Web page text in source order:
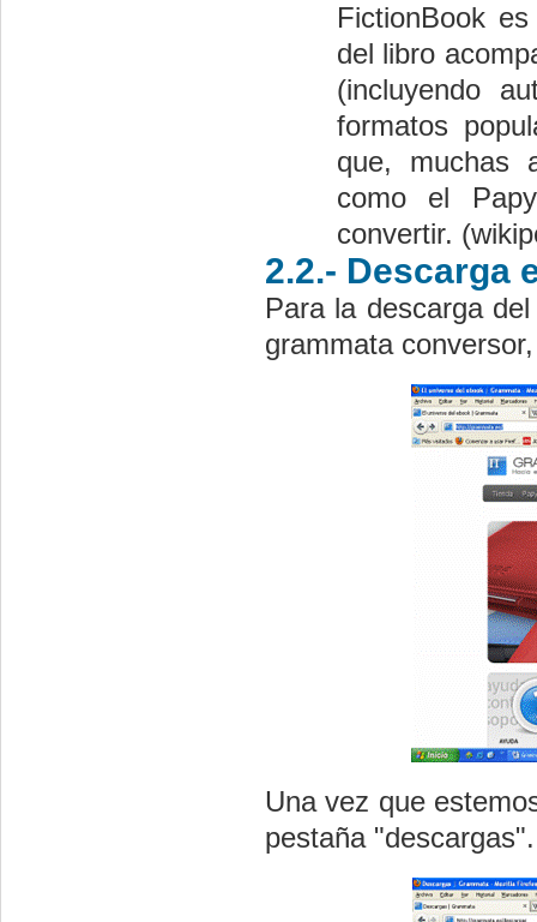
FictionBook
del libro
(incluyendo
formatos
que, muchas
como el
convertir.
2.2.- Descarga
Para la descarga
grammata
Una vez que
pestaña "descargas".